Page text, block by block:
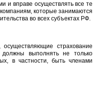
и вправе осуществлять все те
которые занимаются
во всех субъектах РФ.
страхование
выполнять не только
в частности, быть членами